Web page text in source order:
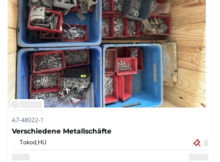
A7-48022-1
Verschiedene Metallschäfte
Tokod,HU